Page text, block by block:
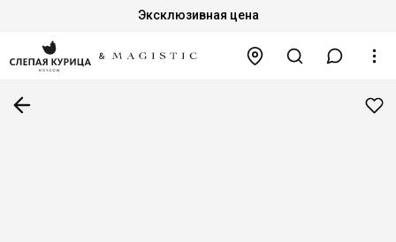
Эксклюзивная цена